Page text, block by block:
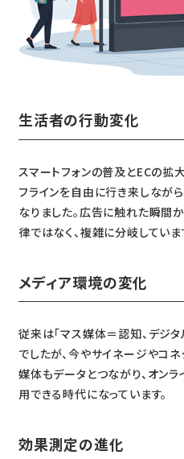
生活者の行動変化
スマートフォンの普及とECの拡
フラインを自由に行き来しなが
なりました。広告に触れた瞬間
律ではなく、複雑に分岐していま
メディア環境の変化
従来は「マス媒体＝認知、デジ
でしたが、今やサイネージやコ
媒体もデータとつながり、オン
用できる時代になっています。
効果測定の進化